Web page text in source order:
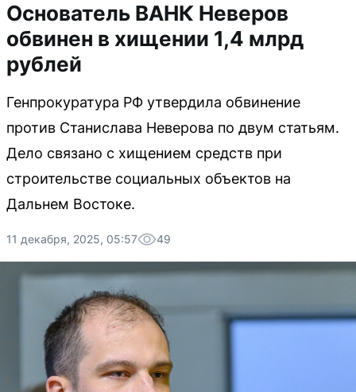
Основатель ВАНК Неверов
обвинен в хищении 1,4 млрд
рублей
Генпрокуратура РФ утвердила обвинение
против Станислава Неверова по двум статьям.
Дело связано с хищением средств при
строительстве социальных объектов на
Дальнем Востоке.
11 декабря, 2025, 05:57 49